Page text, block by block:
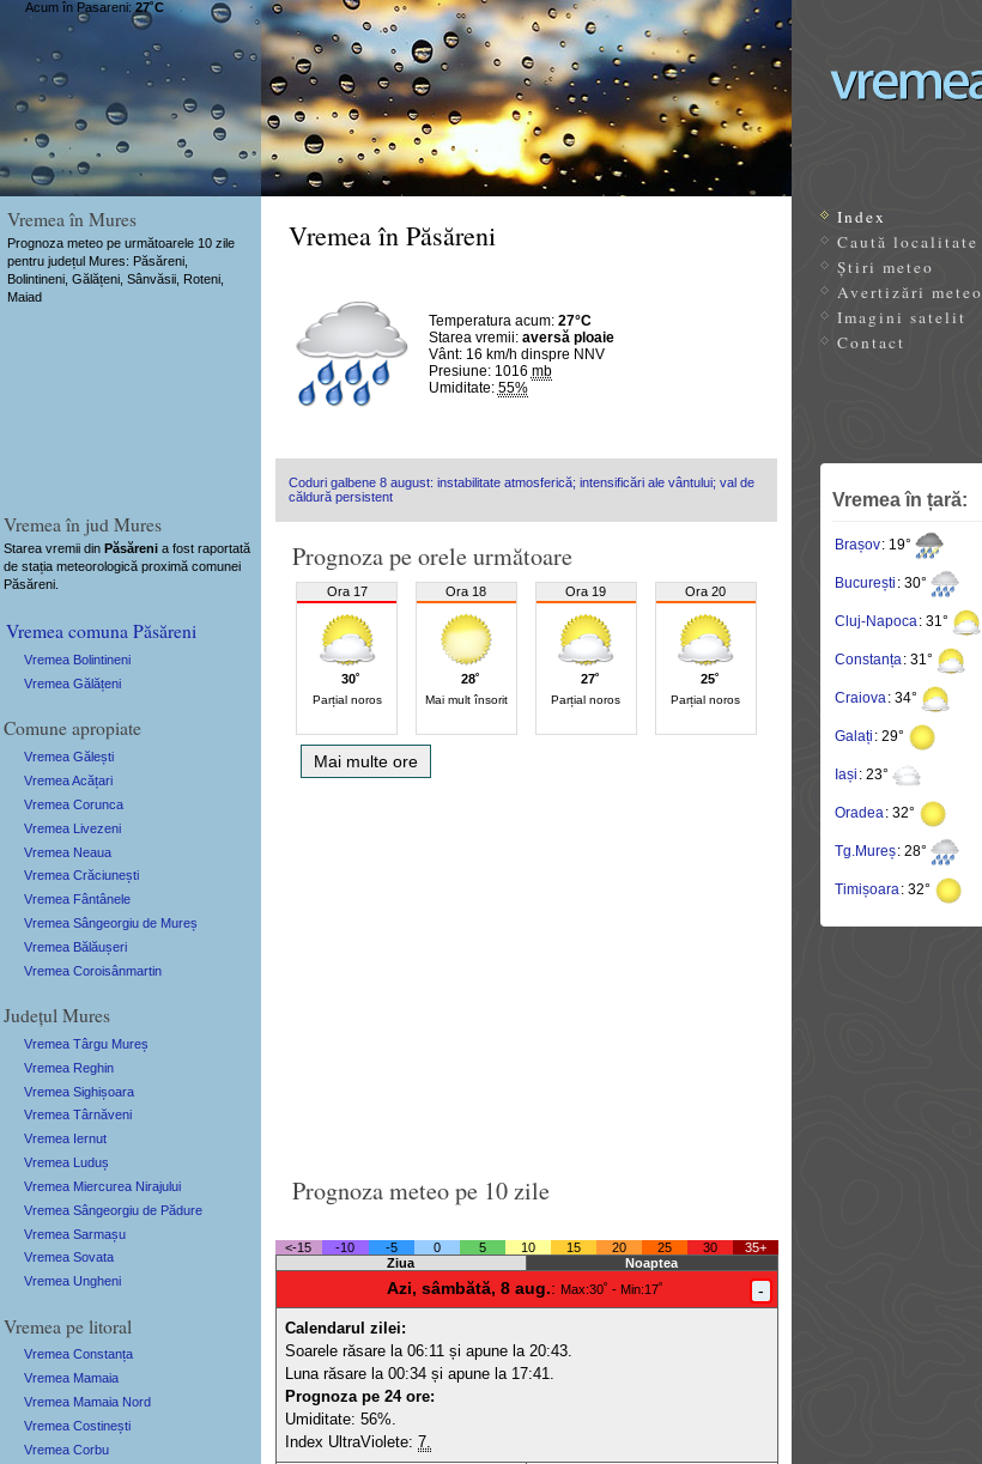
Vremea în Mures
Prognoza meteo pe următoarele 10 zile
pentru județul Mures: Păsăreni,
Bolintineni, Gălățeni, Sânvăsii, Roteni,
Maiad
Vremea în Păsăreni
Temperatura acum: 27°C
Starea vremii: aversă ploaie
Vânt: 16 km/h dinspre NNV
Presiune: 1016 mb
Umiditate: 55%
Acum în Pasareni:27˚C
Coduri galbene 8 august: instabilitate atmosferică; intensificări ale vântului; val de
căldură persistent
Prognoza pe orele următoare
Ora 17
30˚
Parțial noros
Ora 18
28˚
Mai mult însorit
Ora 19
27˚
Parțial noros
Ora 20
25˚
Parțial noros
Mai multe ore
Prognoza meteo pe 10 zile
<-15 -10 -5 0 5 10 15 20 25 30
35+
Ziua
Noaptea
Azi, sâmbătă, 8 aug.: Max:30˚ - Min:17˚ -
Calendarul zilei:
Soarele răsare la 06:11 și apune la 20:43.
Luna răsare la 00:34 și apune la 17:41.
Prognoza pe 24 ore:
Umiditate: 56%.
Index UltraViolete:7.
Index
Caută localitate
Știri meteo
Avertizări meteo
Imagini satelit
Contact
Vremea în țară:
Brașov: 19°
București : 30°
Cluj-Napoca: 31°
Constanța: 31°
Craiova: 34°
Galați : 29°
Iași : 23°
Oradea: 32°
Tg.Mureș: 28°
Timișoara: 32°
Vremea în jud Mures
Starea vremii dinPăsăreni a fost raportată
de stația meteorologică proximă comunei
Păsăreni.
Vremea comuna Păsăreni
Vremea Bolintineni
Vremea Gălățeni
Comune apropiate
Vremea Gălești
Vremea Acățari
Vremea Corunca
Vremea Livezeni
Vremea Neaua
Vremea Crăciunești
Vremea Fântânele
Vremea Sângeorgiu de Mureș
Vremea Bălăușeri
Vremea Coroisânmartin
Județul Mures
Vremea Târgu Mureș
Vremea Reghin
Vremea Sighișoara
Vremea Târnăveni
Vremea Iernut
Vremea Luduș
Vremea Miercurea Nirajului
Vremea Sângeorgiu de Pădure
Vremea Sarmașu
Vremea Sovata
Vremea Ungheni
Vremea pe litoral
Vremea Constanța
Vremea Mamaia
Vremea Mamaia Nord
Vremea Costinești
Vremea Corbu